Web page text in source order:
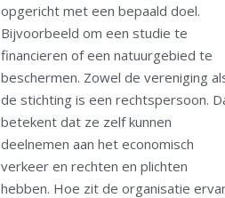
opgericht met een bepaald doel.
Bijvoorbeeld om een studie te
financieren of een natuurgebied te
beschermen. Zowel de vereniging
de stichting is een rechtspersoon.
betekent dat ze zelf kunnen
deelnemen aan het economisch
verkeer en rechten en plichten
hebben. Hoe zit de organisatie